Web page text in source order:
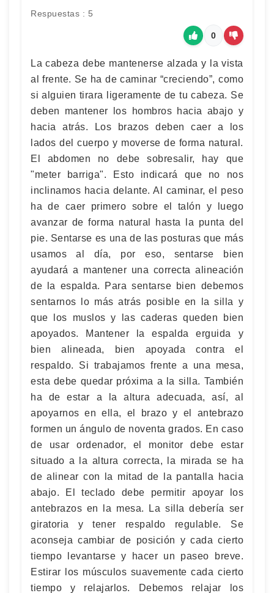
Respuestas : 5
0
La cabeza debe mantenerse alzada y la vista
al frente. Se ha de caminar “creciendo”, como
si alguien tirara ligeramente de tu cabeza. Se
deben mantener los hombros hacia abajo y
hacia atrás. Los brazos deben caer a los
lados del cuerpo y moverse de forma natural.
El abdomen no debe sobresalir, hay que
"meter barriga". Esto indicará que no nos
inclinamos hacia delante. Al caminar, el peso
ha de caer primero sobre el talón y luego
avanzar de forma natural hasta la punta del
pie. Sentarse es una de las posturas que más
usamos al día, por eso, sentarse bien
ayudará a mantener una correcta alineación
de la espalda. Para sentarse bien debemos
sentarnos lo más atrás posible en la silla y
que los muslos y las caderas queden bien
apoyados. Mantener la espalda erguida y
bien alineada, bien apoyada contra el
respaldo. Si trabajamos frente a una mesa,
esta debe quedar próxima a la silla. También
ha de estar a la altura adecuada, así, al
apoyarnos en ella, el brazo y el antebrazo
formen un ángulo de noventa grados. En caso
de usar ordenador, el monitor debe estar
situado a la altura correcta, la mirada se ha
de alinear con la mitad de la pantalla hacia
abajo. El teclado debe permitir apoyar los
antebrazos en la mesa. La silla debería ser
giratoria y tener respaldo regulable. Se
aconseja cambiar de posición y cada cierto
tiempo levantarse y hacer un paseo breve.
Estirar los músculos suavemente cada cierto
tiempo y relajarlos. Debemos relajar los